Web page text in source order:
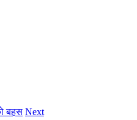
बहस Next